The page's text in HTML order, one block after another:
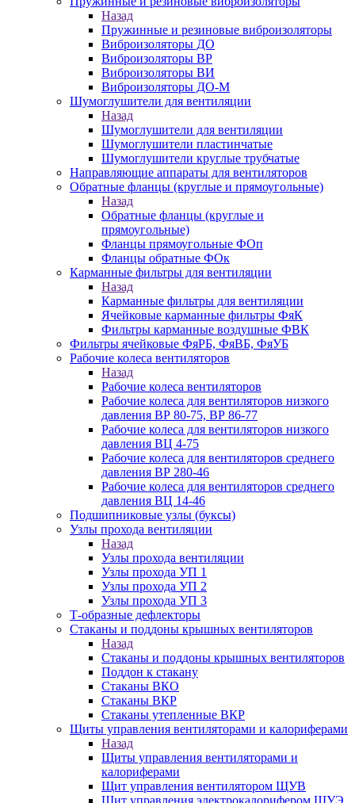
Назад
Пружинные и резиновые виброизоляторы
Виброизоляторы ДО
Виброизоляторы ВР
Виброизоляторы ВИ
Виброизоляторы ДО-М
Шумоглушители для вентиляции
Назад
Шумоглушители для вентиляции
Шумоглушители пластинчатые
Шумоглушители круглые трубчатые
Направляющие аппараты для вентиляторов
Обратные фланцы (круглые и прямоугольные)
Назад
Обратные фланцы (круглые и
прямоугольные)
Фланцы прямоугольные ФОп
Фланцы обратные ФОк
Карманные фильтры для вентиляции
Назад
Карманные фильтры для вентиляции
Ячейковые карманные фильтры ФяК
Фильтры карманные воздушные ФВК
Фильтры ячейковые ФяРБ, ФяВБ, ФяУБ
Рабочие колеса вентиляторов
Назад
Рабочие колеса вентиляторов
Рабочие колеса для вентиляторов низкого
давления ВР 80-75, ВР 86-77
Рабочие колеса для вентиляторов низкого
давления ВЦ 4-75
Рабочие колеса для вентиляторов среднего
давления ВР 280-46
Рабочие колеса для вентиляторов среднего
давления ВЦ 14-46
Подшипниковые узлы (буксы)
Узлы прохода вентиляции
Назад
Узлы прохода вентиляции
Узлы прохода УП 1
Узлы прохода УП 2
Узлы прохода УП 3
Т-образные дефлекторы
Стаканы и поддоны крышных вентиляторов
Назад
Стаканы и поддоны крышных вентиляторов
Поддон к стакану
Стаканы ВКО
Стаканы ВКР
Стаканы утепленные ВКР
Щиты управления вентиляторами и калориферами
Назад
Щиты управления вентиляторами и
калориферами
Щит управления вентилятором ЩУВ
Щит управления электрокалорифером ЩУЭ